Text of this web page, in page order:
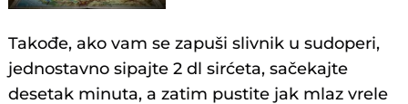
Takođe, ako vam se zapuši slivnik u sudoperi,
jednostavno sipajte 2 dl sirćeta, sačekajte
desetak minuta, a zatim pustite jak mlaz vrele